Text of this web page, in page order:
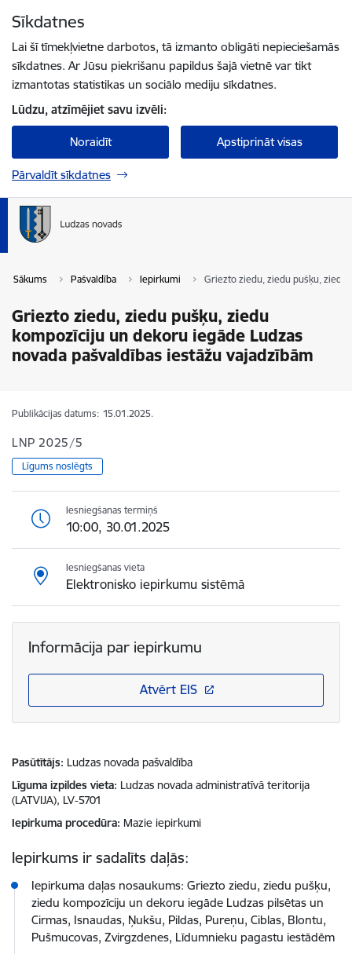
Sīkdatnes
Lai šī tīmekļvietne darbotos, tā izmanto obligāti nepieciešamās
sīkdatnes. Ar Jūsu piekrišanu papildus šajā vietnē var tikt
izmantotas statistikas un sociālo mediju sīkdatnes.
Lūdzu, atzīmējiet savu izvēli:
Noraidīt Apstiprināt visas
Pārvaldīt sīkdatnes
Sākums Pašvaldība Iepirkumi Griezto ziedu, ziedu pušķu, ziedu
Griezto ziedu, ziedu pušķu, ziedu
kompozīciju un dekoru iegāde Ludzas
novada pašvaldības iestāžu vajadzībām
Publikācijas datums: 15.01.2025.
LNP 2025/5
Līgums noslēgts
Iesniegšanas termiņš
10:00, 30.01.2025
Iesniegšanas vieta
Elektronisko iepirkumu sistēmā
Informācija par iepirkumu
Atvērt EIS
Pasūtītājs Ludzas novada pašvaldība
Līguma izpildes vieta Ludzas novada administratīvā teritorija
(LATVIJA), LV-5701
Iepirkuma procedūra Mazie iepirkumi
Iepirkums ir sadalīts daļās:
Iepirkuma daļas nosaukums: Griezto ziedu, ziedu pušķu,
ziedu kompozīciju un dekoru iegāde Ludzas pilsētas un
Cirmas, Isnaudas, Ņukšu, Pildas, Pureņu, Ciblas, Blontu,
Pušmucovas, Zvirgzdenes, Līdumnieku pagastu iestādēm